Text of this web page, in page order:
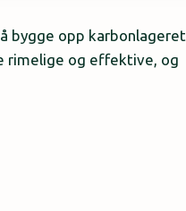
bygge opp karbonlageret
rimelige og effektive, og